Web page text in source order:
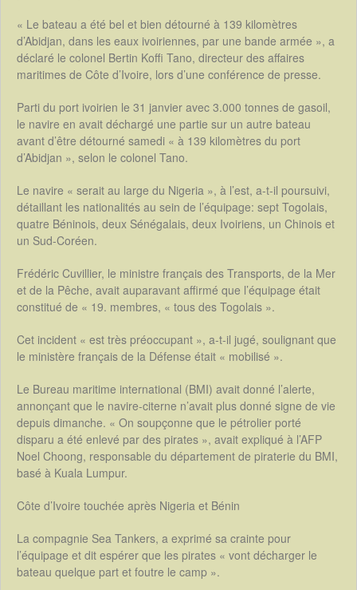
« Le bateau a été bel et bien détourné à 139 kilomètres
d’Abidjan, dans les eaux ivoiriennes, par une bande armée », a
déclaré le colonel Bertin Koffi Tano, directeur des affaires
maritimes de Côte d’Ivoire, lors d’une conférence de presse.
Parti du port ivoirien le 31 janvier avec 3.000 tonnes de gasoil,
le navire en avait déchargé une partie sur un autre bateau
avant d’être détourné samedi « à 139 kilomètres du port
d’Abidjan », selon le colonel Tano.
Le navire « serait au large du Nigeria », à l’est, a-t-il poursuivi,
détaillant les nationalités au sein de l’équipage: sept Togolais,
quatre Béninois, deux Sénégalais, deux Ivoiriens, un Chinois et
un Sud-Coréen.
Frédéric Cuvillier, le ministre français des Transports, de la Mer
et de la Pêche, avait auparavant affirmé que l’équipage était
constitué de « 19. membres, « tous des Togolais ».
Cet incident « est très préoccupant », a-t-il jugé, soulignant que
le ministère français de la Défense était « mobilisé ».
Le Bureau maritime international (BMI) avait donné l’alerte,
annonçant que le navire-citerne n’avait plus donné signe de vie
depuis dimanche. « On soupçonne que le pétrolier porté
disparu a été enlevé par des pirates », avait expliqué à l’AFP
Noel Choong, responsable du département de piraterie du BMI,
basé à Kuala Lumpur.
Côte d’Ivoire touchée après Nigeria et Bénin
La compagnie Sea Tankers, a exprimé sa crainte pour
l’équipage et dit espérer que les pirates « vont décharger le
bateau quelque part et foutre le camp ».